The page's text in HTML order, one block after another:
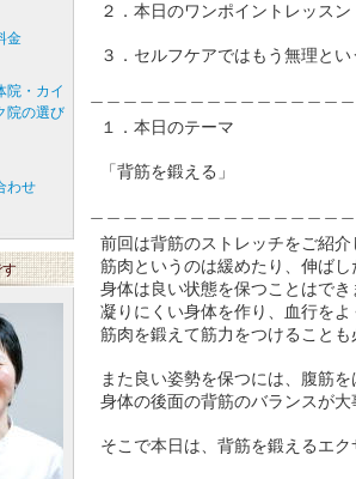
２．本日のワンポイントレッスン
３．セルフケアではもう無理と
１．本日のテーマ
「背筋を鍛える」
前回は背筋のストレッチをご紹介
筋肉というのは緩めたり、伸ばし
身体は良い状態を保つことはでき
凝りにくい身体を作り、血行をよ
筋肉を鍛えて筋力をつけることも
また良い姿勢を保つには、腹筋
身体の後面の背筋のバランスが大
そこで本日は、背筋を鍛えるエク
金
院・カイ
院の選び
わせ